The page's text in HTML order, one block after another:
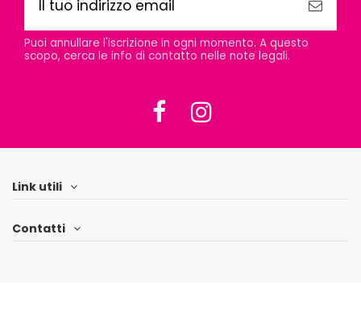
Puoi annullare l'iscrizione in ogni momento. A questo
scopo, cerca le info di contatto nelle note legali.
Link utili
Contatti